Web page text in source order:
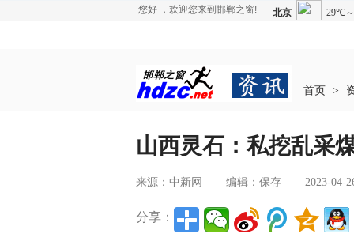
您好 ，欢迎您来到邯郸之窗!
首页 >
山西灵石：私挖乱采
来源：中新网 编辑：保存 2023-04-
分享：